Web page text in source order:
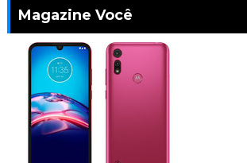
Magazine Você